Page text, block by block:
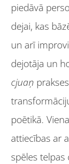
piedāvā
dejai, kas
un arī
dejotāja un
cjuaņ
poētikā.
attiecības ar
spēles